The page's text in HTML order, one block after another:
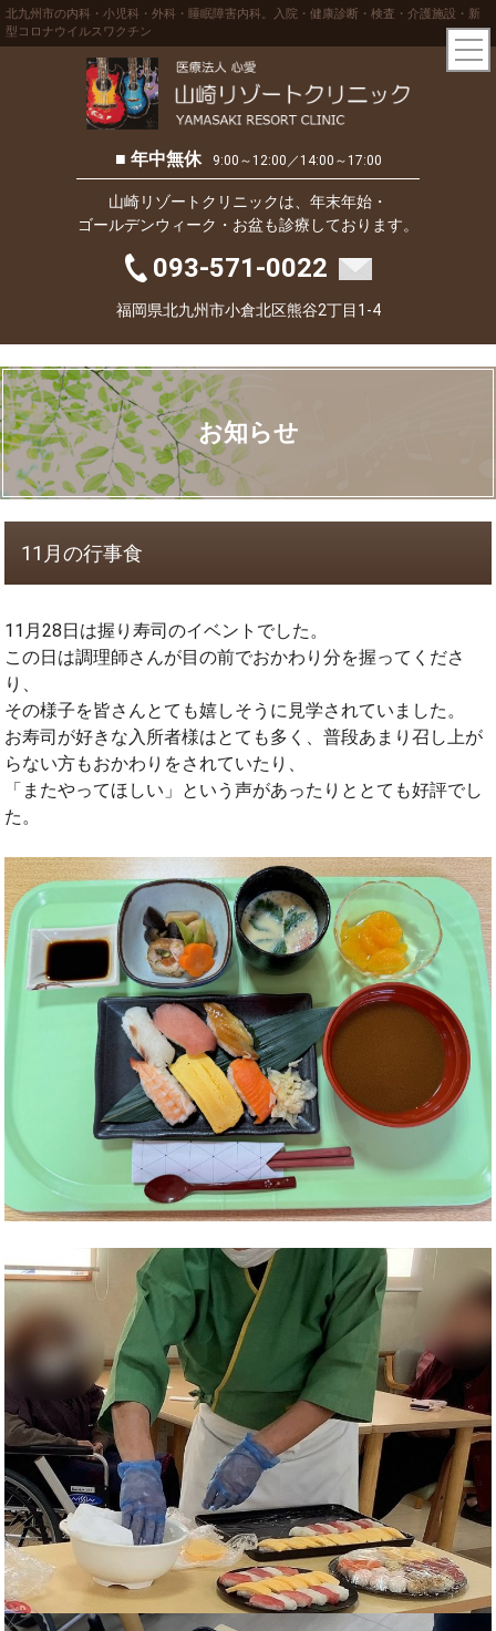
北九州市の内科・小児科・外科・睡眠障害内科。入院・健康診断・検査・介護施設・新
型コロナウイルスワクチン
■ 年中無休 9:00～12:00／14:00～17:00
山崎リゾートクリニックは、年末年始・
ゴールデンウィーク・お盆も診療しております。
093-571-0022
福岡県北九州市小倉北区熊谷2丁目1-4
お知らせ
11月の行事食
11月28日は握り寿司のイベントでした。
この日は調理師さんが目の前でおかわり分を握ってくださ
り、
その様子を皆さんとても嬉しそうに見学されていました。
お寿司が好きな入所者様はとても多く、普段あまり召し上が
らない方もおかわりをされていたり、
「またやってほしい」という声があったりととても好評でし
た。